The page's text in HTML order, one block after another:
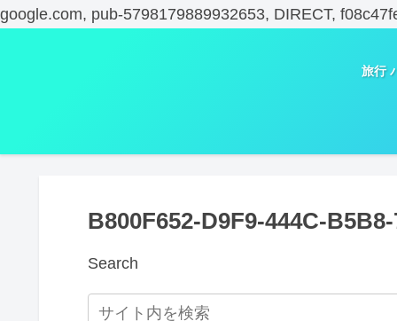
google.com, pub-5798179889932653, DIRECT,
旅行
B800F652-D9F9-444C-
Search